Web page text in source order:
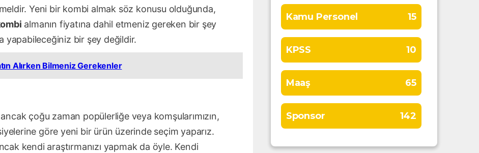
Yeni bir kombi almak söz konusu olduğunda,
almanın fiyatına dahil etmeniz gereken bir şey
yapabileceğiniz bir şey değildir.
Alırken Bilmeniz Gerekenler
çoğu zaman popülerliğe veya komşularımızın,
göre yeni bir ürün üzerinde seçim yaparız.
kendi araştırmanızı yapmak da öyle. Kendi
Kamu Personel 15
KPSS 10
Maaş 65
Sponsor 142